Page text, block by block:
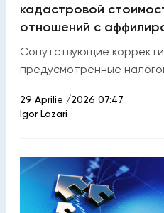
кадастровой
отношений с
Сопутствующие
предусмотренные
29 Aprilie /2026 07:47
Igor Lazari